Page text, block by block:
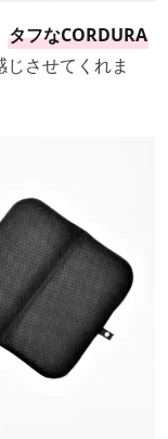
タフなCORDURA
させてくれま